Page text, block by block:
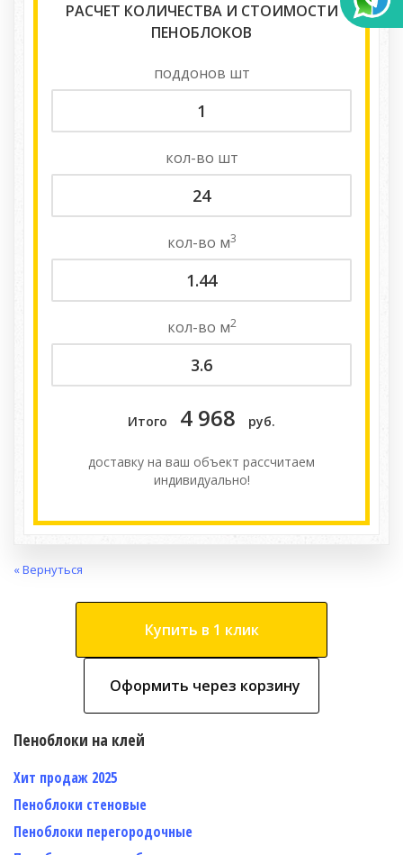
РАСЧЕТ КОЛИЧЕСТВА И СТОИМОСТИ
ПЕНОБЛОКОВ
поддонов шт
кол-во шт
кол-во м3
кол-во м2
Итого 4 968 руб.
доставку на ваш объект расcчитаем
индивидуально!
« Вернуться
Купить в 1 клик
Оформить через корзину
Пеноблоки на клей
Хит продаж 2025
Пеноблоки стеновые
Пеноблоки перегородочные